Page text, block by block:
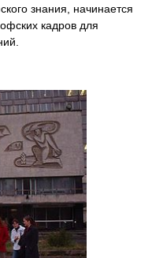
знания, начинается
кадров для